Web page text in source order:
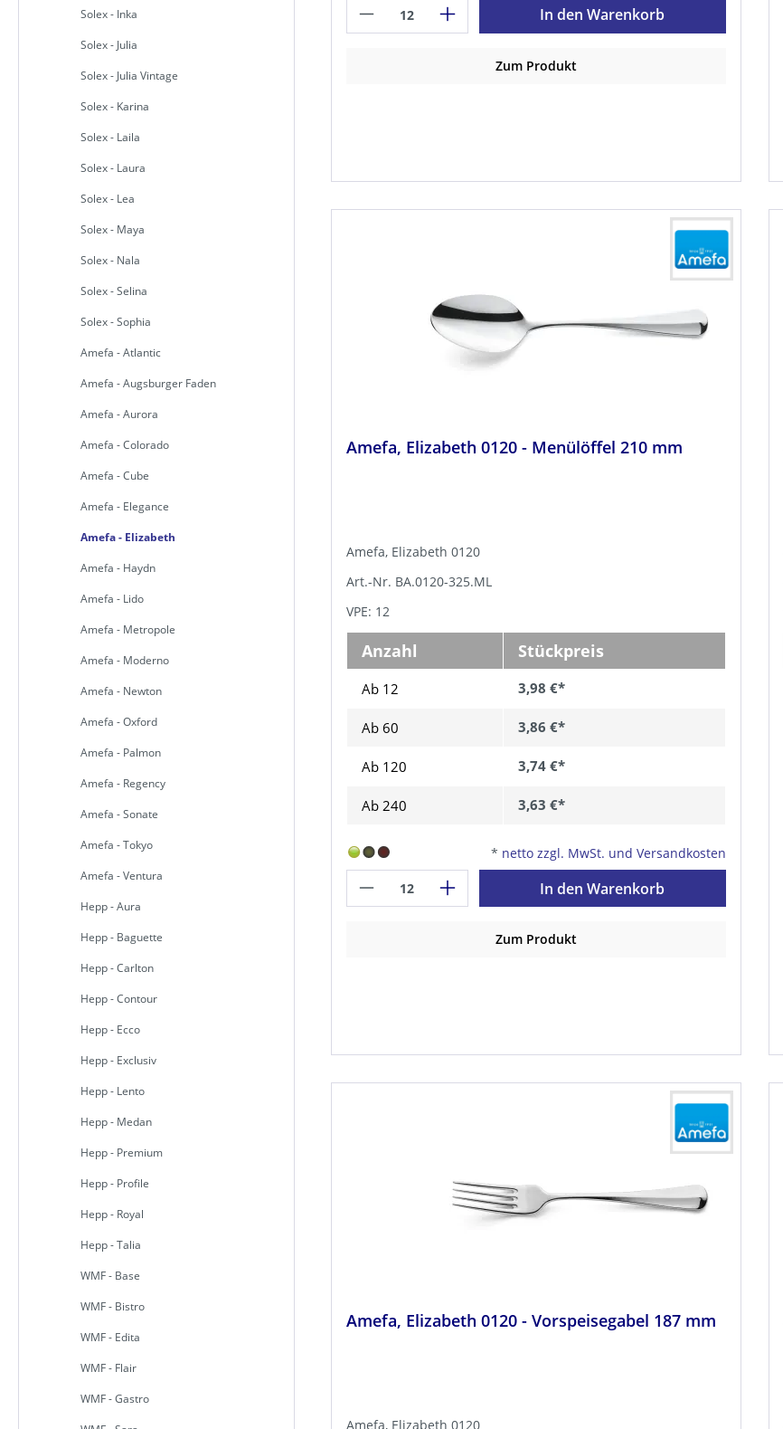
Solex - Inka
Solex - Julia
Solex - Julia Vintage
Solex - Karina
Solex - Laila
Solex - Laura
Solex - Lea
Solex - Maya
Solex - Nala
Solex - Selina
Solex - Sophia
Amefa - Atlantic
Amefa - Augsburger Faden
Amefa - Aurora
Amefa - Colorado
Amefa - Cube
Amefa - Elegance
Amefa - Elizabeth
Amefa - Haydn
Amefa - Lido
Amefa - Metropole
Amefa - Moderno
Amefa - Newton
Amefa - Oxford
Amefa - Palmon
Amefa - Regency
Amefa - Sonate
Amefa - Tokyo
Amefa - Ventura
Hepp - Aura
Hepp - Baguette
Hepp - Carlton
Hepp - Contour
Hepp - Ecco
Hepp - Exclusiv
Hepp - Lento
Hepp - Medan
Hepp - Premium
Hepp - Profile
Hepp - Royal
Hepp - Talia
WMF - Base
WMF - Bistro
WMF - Edita
WMF - Flair
WMF - Gastro
In den Warenkorb
Zum Produkt
Amefa, Elizabeth 0120 - Menülöffel 210 mm
Amefa, Elizabeth 0120
Art.-Nr. BA.0120-325.ML
VPE: 12
Anzahl Stückpreis
Ab 12 3,98 €*
Ab 60 3,86 €*
Ab 120 3,74 €*
Ab 240 3,63 €*
* netto zzgl. MwSt. und Versandkosten
In den Warenkorb
Zum Produkt
Amefa, Elizabeth 0120 - Vorspeisegabel 187 mm
Amefa, Elizabeth 0120